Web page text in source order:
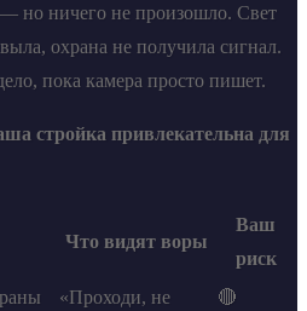
но ничего не произошло. Свет
охрана не получила сигнал.
пока камера просто пишет.
стройка привлекательна для
Что видят воры
Ваш
риск
«Проходи, не
🔴